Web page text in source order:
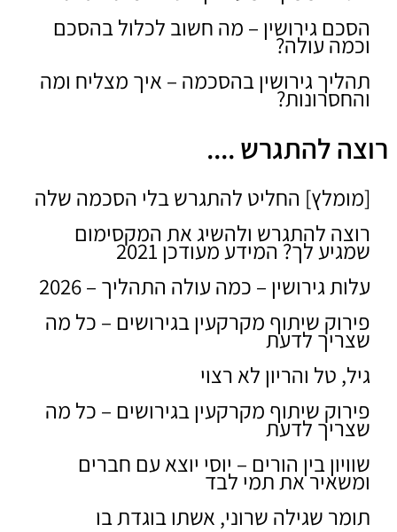
הסכם גירושין – מה חשוב לכלול בהסכם
וכמה עולה?
תהליך גירושין בהסכמה – איך מצליח ומה
והחסרונות?
רוצה להתגרש ....
[מומלץ] החליט להתגרש בלי הסכמה שלה
רוצה להתגרש ולהשיג את המקסימום
שמגיע לך? המידע מעודכן 2021
עלות גירושין – כמה עולה התהליך – 2026
פירוק שיתוף מקרקעין בגירושים – כל מה
שצריך לדעת
גיל, טל והריון לא רצוי
פירוק שיתוף מקרקעין בגירושים – כל מה
שצריך לדעת
שוויון בין הורים – יוסי יוצא עם חברים
ומשאיר את תמי לבד
תומר שגילה שרוני, אשתו בוגדת בו